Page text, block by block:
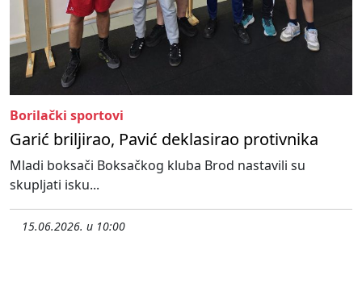
Borilački sportovi
Garić briljirao, Pavić deklasirao protivnika
Mladi boksači Boksačkog kluba Brod nastavili su
skupljati isku...
15.06.2026. u 10:00